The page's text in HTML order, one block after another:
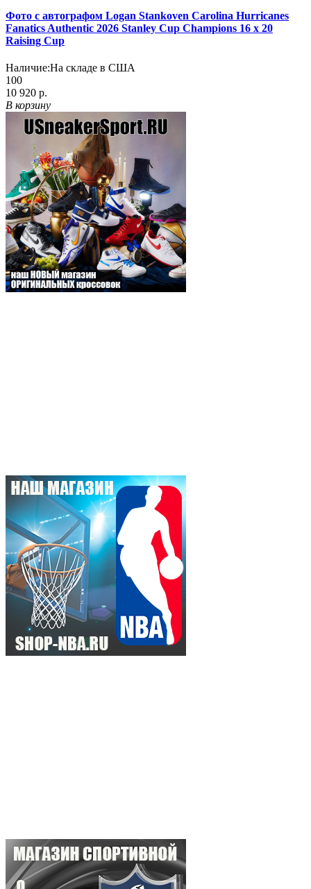
Фото с автографом Logan Stankoven Carolina Hurricanes
Fanatics Authentic 2026 Stanley Cup Champions 16 x 20
Raising Cup
Наличие:На складе в США
100
10 920 р.
В корзину